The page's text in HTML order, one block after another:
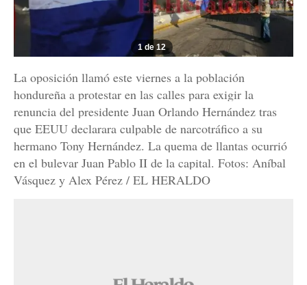
1 de 12
La oposición llamó este viernes a la población
hondureña a protestar en las calles para exigir la
renuncia del presidente Juan Orlando Hernández tras
que EEUU declarara culpable de narcotráfico a su
hermano Tony Hernández. La quema de llantas ocurrió
en el bulevar Juan Pablo II de la capital. Fotos: Aníbal
Vásquez y Alex Pérez / EL HERALDO